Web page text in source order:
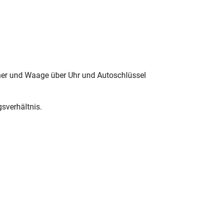
und Waage über Uhr und Autoschlüssel